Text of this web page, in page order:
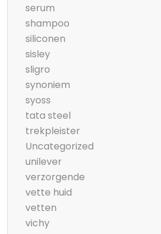
serum
shampoo
siliconen
sisley
sligro
synoniem
syoss
tata steel
trekpleister
Uncategorized
unilever
verzorgende
vette huid
vetten
vichy